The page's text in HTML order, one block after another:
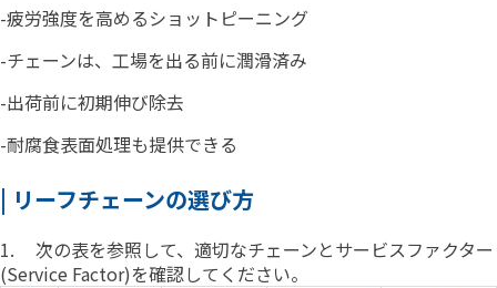
-疲労強度を高めるショットピーニング
-チェーンは、工場を出る前に潤滑済み
-出荷前に初期伸び除去
-耐腐食表面処理も提供できる
| リーフチェーンの選び方
1.
次の表を参照して、適切なチェーンとサービスファクター
(Service Factor)を確認してください。